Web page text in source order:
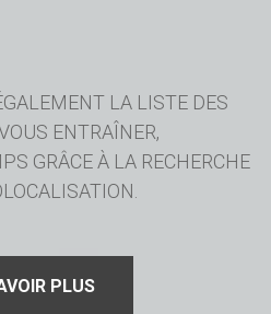
LA LISTE DES
ENTRAÎNER,
GRÂCE À LA RECHERCHE
PLUS